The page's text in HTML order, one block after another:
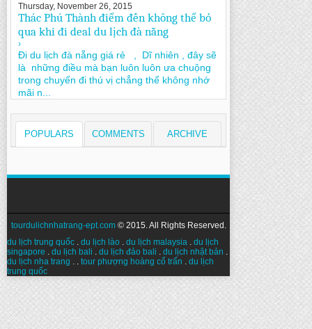
Thursday, November 26, 2015
Thác Phú Thành điểm đến không thể bỏ
qua khi đi deal du lịch đà nẵng
›
Đi du lịch đà nẵng giá rẻ , Dĩ nhiên , đây sẽ
là những điều mà bạn luôn luôn ưa chuộng
trong chuyến đi thú vị chẳng thể không nhớ
mãi n...
POPULARS COMMENTS ARCHIVE
tourdulichnhatrang-ept.com© 2015. All Rights Reserved.
du lịch trung quốc . du lịch lào . du lịch malaysia . du lịch
singapore . du lịch bali . du lịch đảo bali . du lịch nhật bản .
du lịch nha trang . . tour phượng hoàng cổ trấn . du lịch
trung quốc